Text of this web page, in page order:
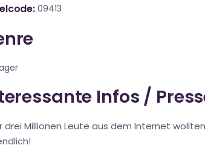
09413
Infos /
drei Millionen Leute aus dem Internet